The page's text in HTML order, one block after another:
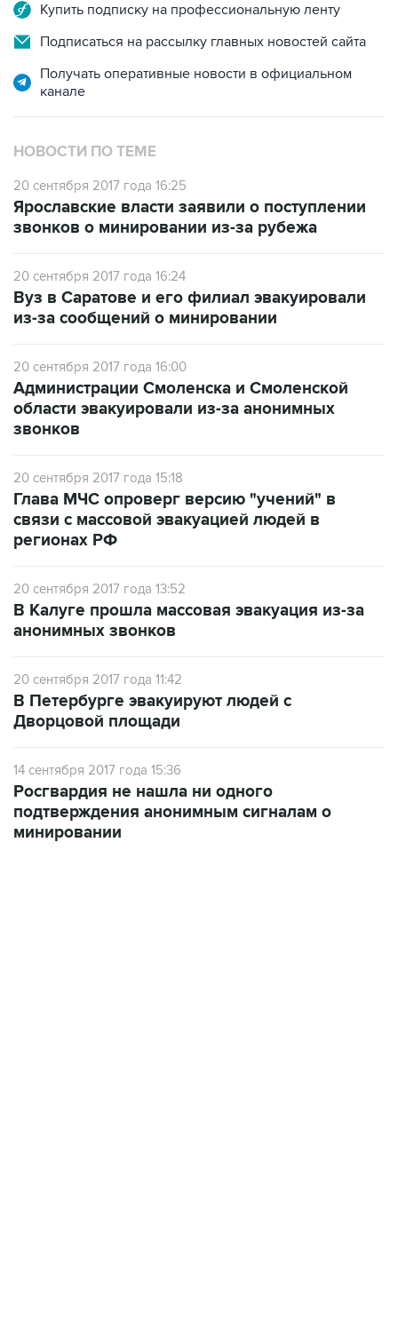
Купить подписку на профессиональную ленту
Подписаться на рассылку главных новостей сайта
Получать оперативные новости в официальном
канале
НОВОСТИ ПО ТЕМЕ
20 сентября 2017 года 16:25
Ярославские власти заявили о поступлении
звонков о минировании из-за рубежа
20 сентября 2017 года 16:24
Вуз в Саратове и его филиал эвакуировали
из-за сообщений о минировании
20 сентября 2017 года 16:00
Администрации Смоленска и Смоленской
области эвакуировали из-за анонимных
звонков
20 сентября 2017 года 15:18
Глава МЧС опроверг версию "учений" в
связи с массовой эвакуацией людей в
регионах РФ
20 сентября 2017 года 13:52
В Калуге прошла массовая эвакуация из-за
анонимных звонков
20 сентября 2017 года 11:42
В Петербурге эвакуируют людей с
Дворцовой площади
14 сентября 2017 года 15:36
Росгвардия не нашла ни одного
подтверждения анонимным сигналам о
минировании